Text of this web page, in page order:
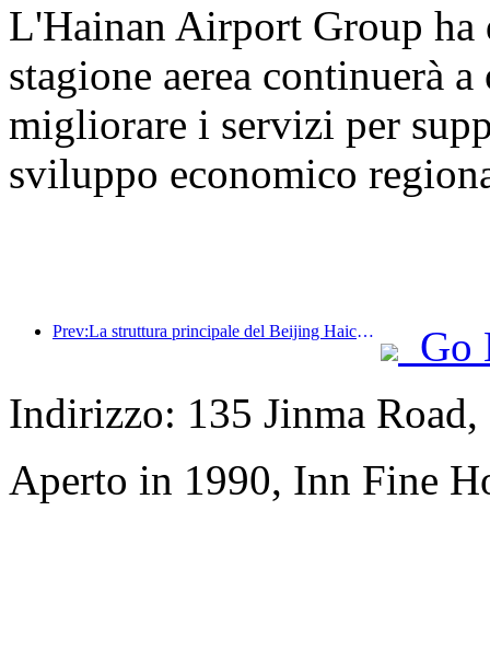
L'Hainan Airport Group ha
stagione aerea continuerà
migliorare i servizi per
sviluppo economico
Prev:La struttura principale del Beijing Haichang Ocean Park dovrebbe raggiungere la sommità entro la fine dell'anno, con il completamento e l'apertura previsti per il 2027.
Go
Indirizzo: 135 Jinma
Aperto in 1990, Inn Fine